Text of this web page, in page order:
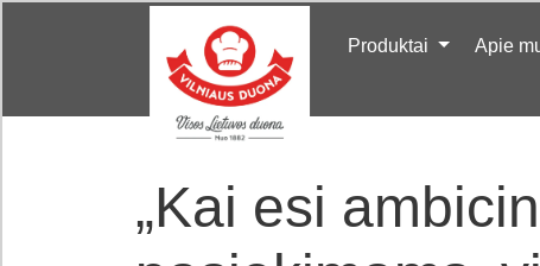
Produktai Apie
„Kai esi